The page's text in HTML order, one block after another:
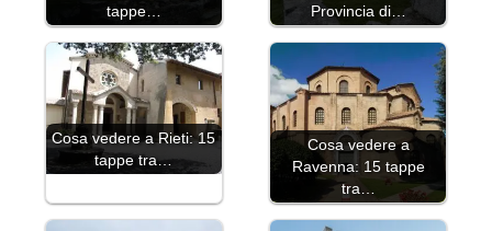
tappe…
Provincia di…
Cosa vedere a Rieti: 15
tappe tra…
Cosa vedere a
Ravenna: 15 tappe
tra…